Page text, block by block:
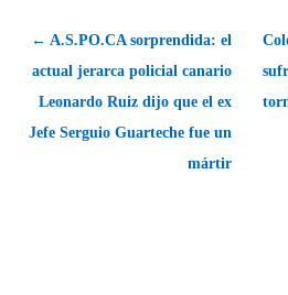
← A.S.PO.CA sorprendida: el
actual jerarca policial canario
Leonardo Ruiz dijo que el ex
Jefe Serguio Guarteche fue un
mártir